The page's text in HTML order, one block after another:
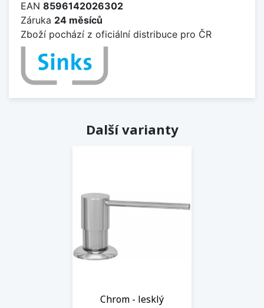
EAN 8596142026302
Záruka 24 měsíců
Zboží pochází z oficiální distribuce pro ČR
Další varianty
Chrom - lesklý